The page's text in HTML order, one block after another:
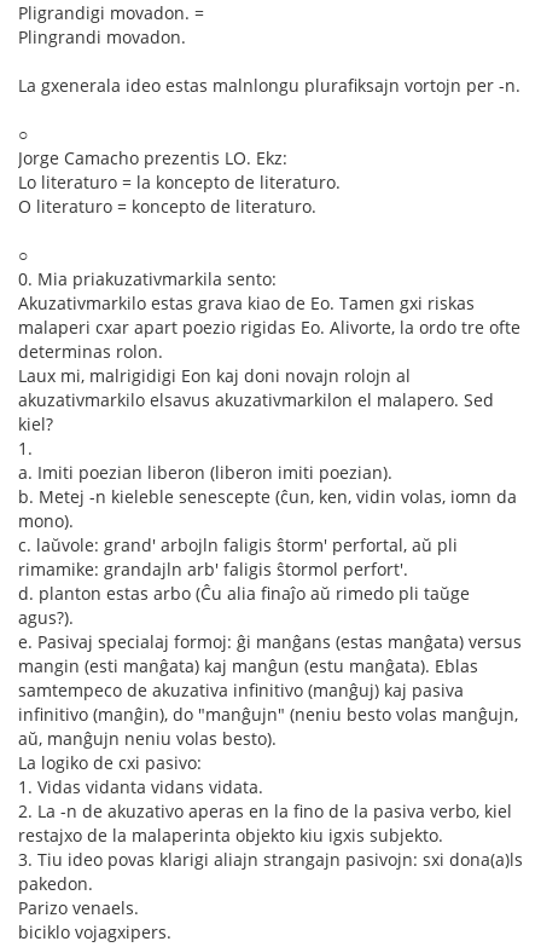
Pligrandigi movadon. =
Plingrandi movadon.
La gxenerala ideo estas malnlongu plurafiksajn vortojn per -n.
○
Jorge Camacho prezentis LO. Ekz:
Lo literaturo = la koncepto de literaturo.
O literaturo = koncepto de literaturo.
○
0. Mia priakuzativmarkila sento:
Akuzativmarkilo estas grava kiao de Eo. Tamen gxi riskas
malaperi cxar apart poezio rigidas Eo. Alivorte, la ordo tre ofte
determinas rolon.
Laux mi, malrigidigi Eon kaj doni novajn rolojn al
akuzativmarkilo elsavus akuzativmarkilon el malapero. Sed
kiel?
1.
a. Imiti poezian liberon (liberon imiti poezian).
b. Metej -n kieleble senescepte (ĉun, ken, vidin volas, iomn da
mono).
c. laŭvole: grand' arbojln faligis ŝtorm' perfortal, aŭ pli
rimamike: grandajln arb' faligis ŝtormol perfort'.
d. planton estas arbo (Ĉu alia finaĵo aŭ rimedo pli taŭge
agus?).
e. Pasivaj specialaj formoj: ĝi manĝans (estas manĝata) versus
mangin (esti manĝata) kaj manĝun (estu manĝata). Eblas
samtempeco de akuzativa infinitivo (manĝuj) kaj pasiva
infinitivo (manĝin), do "manĝujn" (neniu besto volas manĝujn,
aŭ, manĝujn neniu volas besto).
La logiko de cxi pasivo:
1. Vidas vidanta vidans vidata.
2. La -n de akuzativo aperas en la fino de la pasiva verbo, kiel
restajxo de la malaperinta objekto kiu igxis subjekto.
3. Tiu ideo povas klarigi aliajn strangajn pasivojn: sxi dona(a)ls
pakedon.
Parizo venaels.
biciklo vojagxipers.